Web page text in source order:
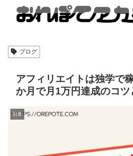
ブログ
アフィリエイトは独学で
か月で月1万円達成のコツ
副業